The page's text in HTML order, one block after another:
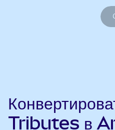
Tributes в